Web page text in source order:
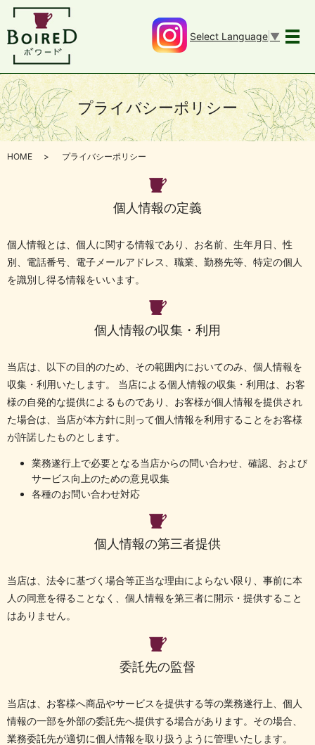
メ
Select Language ▼
プライバシーポリシー
HOME プライバシーポリシー
個人情報の定義
個人情報とは、個人に関する情報であり、お名前、生年月日、性
別、電話番号、電子メールアドレス、職業、勤務先等、特定の個人
を識別し得る情報をいいます。
個人情報の収集・利用
当店は、以下の目的のため、その範囲内においてのみ、個人情報を
収集・利用いたします。 当店による個人情報の収集・利用は、お客
様の自発的な提供によるものであり、お客様が個人情報を提供され
た場合は、当店が本方針に則って個人情報を利用することをお客様
が許諾したものとします。
業務遂行上で必要となる当店からの問い合わせ、確認、および
サービス向上のための意見収集
各種のお問い合わせ対応
個人情報の第三者提供
当店は、法令に基づく場合等正当な理由によらない限り、事前に本
人の同意を得ることなく、個人情報を第三者に開示・提供すること
はありません。
委託先の監督
当店は、お客様へ商品やサービスを提供する等の業務遂行上、個人
情報の一部を外部の委託先へ提供する場合があります。その場合、
業務委託先が適切に個人情報を取り扱うように管理いたします。